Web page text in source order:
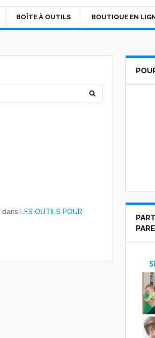
BOÎTE À OUTILS BOUTIQUE EN
dans LES OUTILS POUR